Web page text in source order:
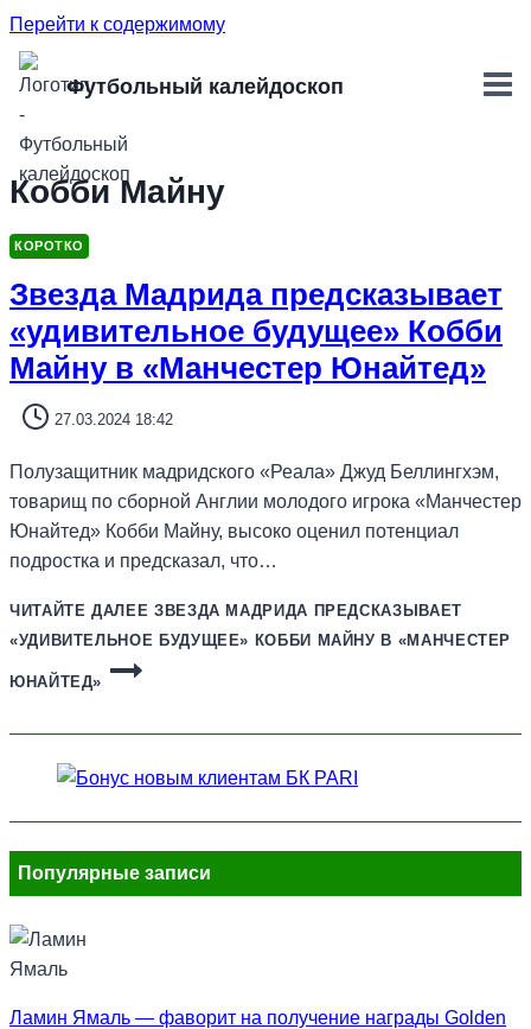
Перейти к содержимому
Футбольный калейдоскоп
Кобби Майну
КОРОТКО
Звезда Мадрида предсказывает
«удивительное будущее» Кобби
Майну в «Манчестер Юнайтед»
27.03.2024 18:42
Полузащитник мадридского «Реала» Джуд Беллингхэм,
товарищ по сборной Англии молодого игрока «Манчестер
Юнайтед» Кобби Майну, высоко оценил потенциал
подростка и предсказал, что…
ЧИТАЙТЕ ДАЛЕЕ ЗВЕЗДА МАДРИДА ПРЕДСКАЗЫВАЕТ
«УДИВИТЕЛЬНОЕ БУДУЩЕЕ» КОББИ МАЙНУ В «МАНЧЕСТЕР
ЮНАЙТЕД»
Популярные записи
Ламин Ямаль — фаворит на получение награды Golden